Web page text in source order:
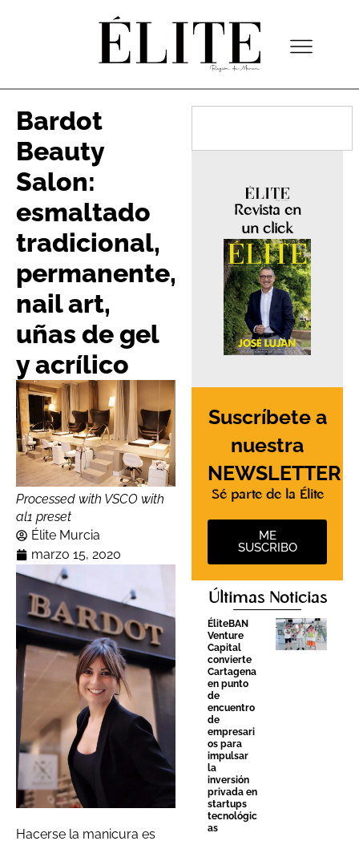
Bardot
Beauty
Salon:
esmaltado
tradicional,
permanente,
nail art,
uñas de gel
y acrílico
Processed with VSCO with
al1 preset
Élite Murcia
marzo 15, 2020
Hacerse la manicura es
Revista en
un click
Suscríbete a
nuestra
NEWSLETTER
Sé parte de la Élite
ME
SUSCRIBO
Últimas Noticias
ÉliteBAN
Venture
Capital
convierte
Cartagena
en punto
de
encuentro
de
empresari
os para
impulsar
la
inversión
privada en
startups
tecnológic
as